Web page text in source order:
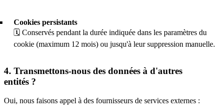
Cookies persistants
🗓️ Conservés pendant la durée indiquée dans les paramètres du
cookie (maximum 12 mois) ou jusqu'à leur suppression manuelle.
4. Transmettons-nous des données à d'autres
entités ?
Oui, nous faisons appel à des fournisseurs de services externes :